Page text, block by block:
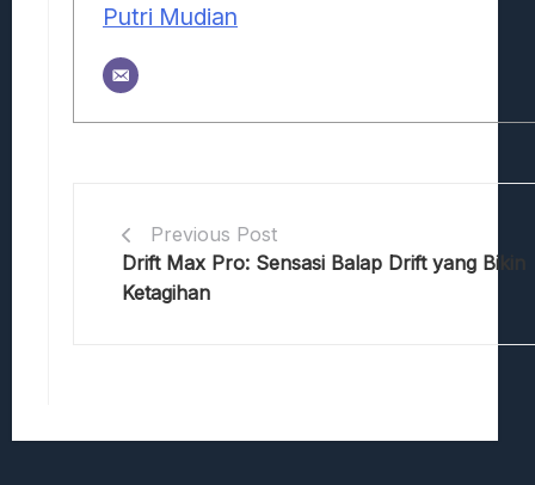
Putri Mudian
Previous Post
Drift Max Pro: Sensasi Balap Drift yang Bikin
Ketagihan